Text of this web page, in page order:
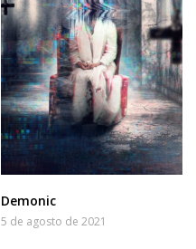
Demonic
5 de agosto de 2021